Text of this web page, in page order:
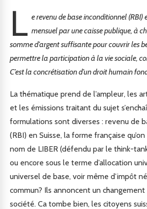
L e revenu de base inconditionnel (RBI)
mensuel par une caisse publique, à
somme d’argent suffisante pour couvrir les
permettre la participation à la vie sociale,
C’est la concrétisation d’un droit humain
La thématique prend de l’ampleur, les
et les émissions traitant du sujet
formulations sont diverses : revenu de
(RBI) en Suisse, la forme française
nom de LIBER (défendu par le think-
ou encore sous le terme d’allocation
universel de base, voir même d’impôt
commun? Ils annoncent un
société. Ca tombe bien, les citoyens